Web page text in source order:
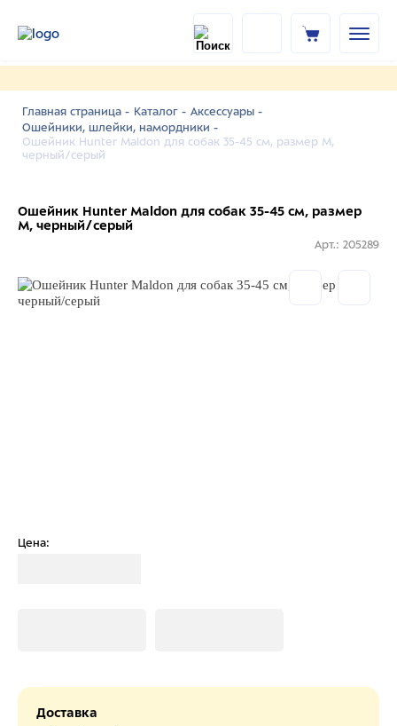
Главная страница - Каталог - Аксессуары -
Ошейники, шлейки, намордники -
Ошейник Hunter Maldon для собак 35-45 см, размер M,
черный/серый
Ошейник Hunter Maldon для собак 35-45 см, размер
M, черный/серый
Арт.: 205289
Цена:
Доставка